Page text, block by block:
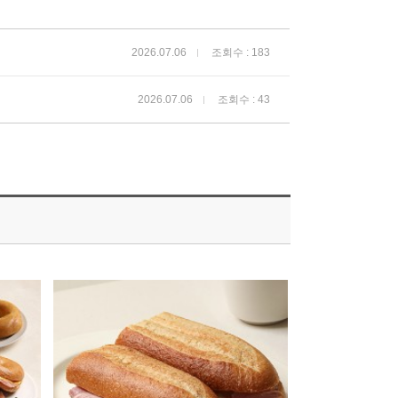
2026.07.06 조회수 : 183
2026.07.06 조회수 : 43